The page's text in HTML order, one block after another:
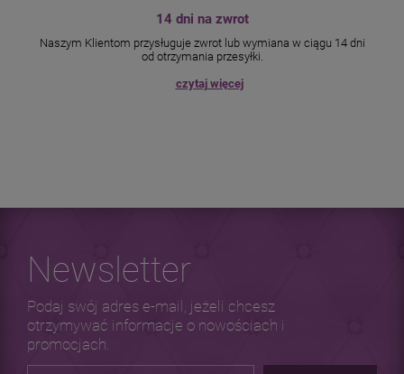
14 dni na zwrot
Naszym Klientom przysługuje zwrot lub wymiana w ciągu 14 dni
od otrzymania przesyłki.
czytaj więcej
Newsletter
Podaj swój adres e-mail, jeżeli chcesz
otrzymywać informacje o nowościach i
promocjach.